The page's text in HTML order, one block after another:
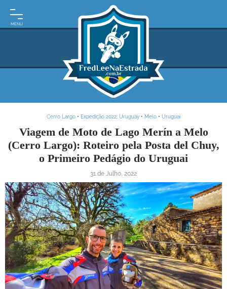
INÍCIO
URUGUAI
VIAGEM
MAPAS
RODOVIÁRIOS
E-
BOOK
VÍDEOS
Cerro Largo • Expedição 2022: Uruguay • Melo • Uruguai
Viagem de Moto de Lago Merín a Melo
(Cerro Largo): Roteiro pela Posta del Chuy,
o Primeiro Pedágio do Uruguai
31 de Julho, 2022